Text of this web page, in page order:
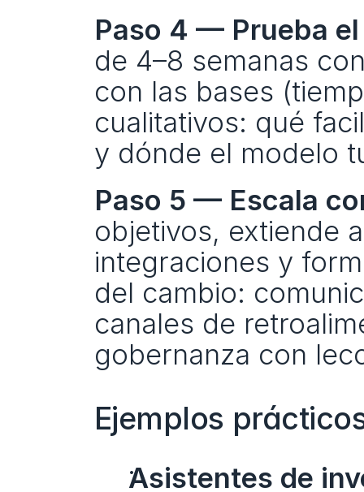
Paso 4 — Prueba
de 4–8 semanas
con las bases
cualitativos: qué
y dónde el modelo
Paso 5 — Escala
objetivos, extiende
integraciones y
del cambio:
canales de
gobernanza con
Ejemplos
Asistentes de